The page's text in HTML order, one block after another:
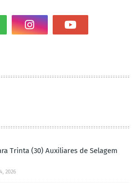
Trinta (30) Auxiliares de Selagem
2026